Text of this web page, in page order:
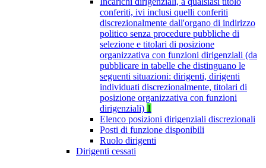
conferiti, ivi inclusi quelli conferiti
discrezionalmente dall'organo di indirizzo
politico senza procedure pubbliche di
selezione e titolari di posizione
organizzativa con funzioni dirigenziali (da
pubblicare in tabelle che distinguano le
seguenti situazioni: dirigenti, dirigenti
individuati discrezionalmente, titolari di
posizione organizzativa con funzioni
dirigenziali) 1
Elenco posizioni dirigenziali discrezionali
Posti di funzione disponibili
Ruolo dirigenti
Dirigenti cessati